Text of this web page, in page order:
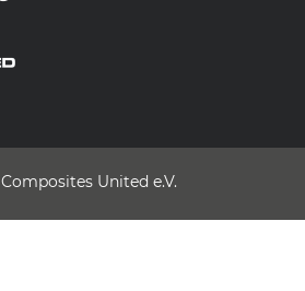
Composites United e.V.